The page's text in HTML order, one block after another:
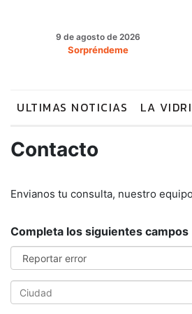
9 de agosto de 2026
Sorpréndeme
ULTIMAS NOTICIAS LA
Contacto
Envianos tu consulta, nuestro
Completa los siguientes campos